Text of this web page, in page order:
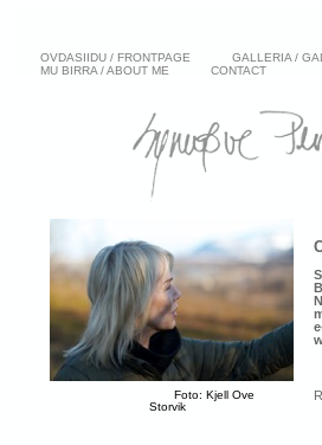
OVDASIIDU / FRONTPAGE GALLERIA /
MU BIRRA / ABOUT ME
CONTACT
Foto: Kjell Ove Storvik
Foto: Kjell Ove
Storvik